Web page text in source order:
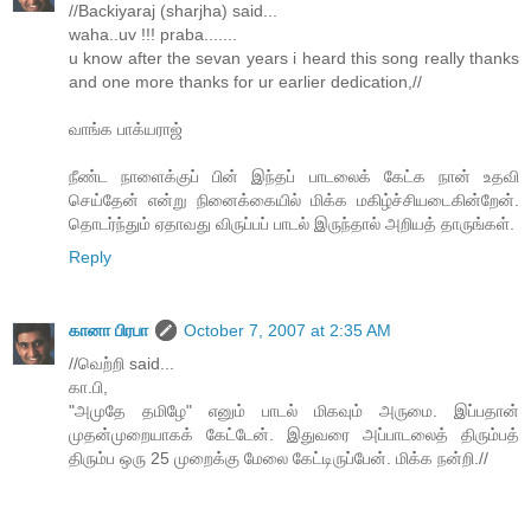
//Backiyaraj (sharjha) said...
waha..uv !!! praba.......
u know after the sevan years i heard this song really thanks
and one more thanks for ur earlier dedication,//
வாங்க பாக்யராஜ்
நீண்ட நாளைக்குப் பின் இந்தப் பாடலைக் கேட்க நான் உதவி
செய்தேன் என்று நினைக்கையில் மிக்க மகிழ்ச்சியடைகின்றேன்.
தொடர்ந்தும் ஏதாவது விருப்பப் பாடல் இருந்தால் அறியத் தாருங்கள்.
Reply
கானா பிரபா
October 7, 2007 at 2:35 AM
//வெற்றி said...
கா.பி,
"அமுதே தமிழே" எனும் பாடல் மிகவும் அருமை. இப்பதான்
முதன்முறையாகக் கேட்டேன். இதுவரை அப்பாடலைத் திரும்பத்
திரும்ப ஒரு 25 முறைக்கு மேலை கேட்டிருப்பேன். மிக்க நன்றி.//